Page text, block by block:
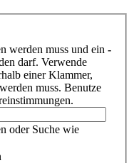
werden muss und ein -
darf. Verwende
einer Klammer,
muss. Benutze
oder Suche wie